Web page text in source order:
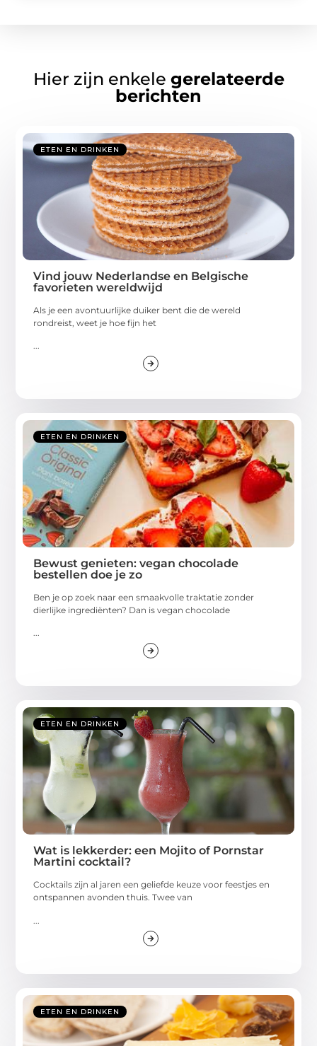
Hier zijn enkele gerelateerde
berichten
ETEN EN DRINKEN
Vind jouw Nederlandse en Belgische
favorieten wereldwijd
Als je een avontuurlijke duiker bent die de wereld
rondreist, weet je hoe fijn het
...
ETEN EN DRINKEN
Bewust genieten: vegan chocolade
bestellen doe je zo
Ben je op zoek naar een smaakvolle traktatie zonder
dierlijke ingrediënten? Dan is vegan chocolade
...
ETEN EN DRINKEN
Wat is lekkerder: een Mojito of Pornstar
Martini cocktail?
Cocktails zijn al jaren een geliefde keuze voor feestjes en
ontspannen avonden thuis. Twee van
ETEN EN DRINKEN